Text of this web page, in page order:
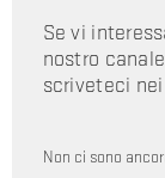
Se vi
nostro
scriveteci
Non ci sono